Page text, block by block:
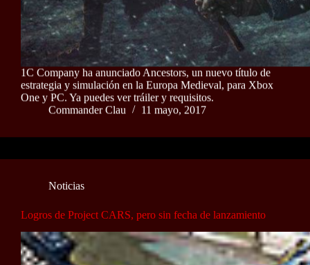
1C Company ha anunciado Ancestors, un nuevo título de
estrategia y simulación en la Europa Medieval, para Xbox
One y PC. Ya puedes ver tráiler y requisitos.
Commander Clau
11 mayo, 2017
Noticias
Logros de Project CARS, pero sin fecha de lanzamiento